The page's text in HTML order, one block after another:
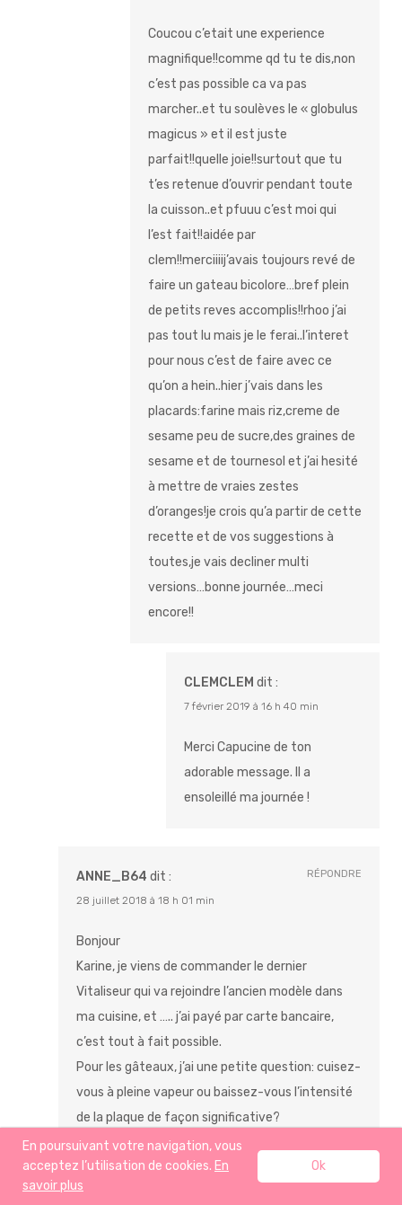
Coucou c’etait une experience
magnifique!!comme qd tu te dis,non
c’est pas possible ca va pas
marcher..et tu soulèves le « globulus
magicus » et il est juste
parfait!!quelle joie!!surtout que tu
t’es retenue d’ouvrir pendant toute
la cuisson..et pfuuu c’est moi qui
l’est fait!!aidée par
clem!!merciiiij’avais toujours revé de
faire un gateau bicolore…bref plein
de petits reves accomplis!!rhoo j’ai
pas tout lu mais je le ferai..l’interet
pour nous c’est de faire avec ce
qu’on a hein..hier j’vais dans les
placards:farine mais riz,creme de
sesame peu de sucre,des graines de
sesame et de tournesol et j’ai hesité
à mettre de vraies zestes
d’oranges!je crois qu’a partir de cette
recette et de vos suggestions à
toutes,je vais decliner multi
versions…bonne journée…meci
encore!!
CLEMCLEM dit :
7 février 2019 à 16 h 40 min
Merci Capucine de ton
adorable message. Il a
ensoleillé ma journée !
ANNE_B64 dit :
28 juillet 2018 à 18 h 01 min
Bonjour
Karine, je viens de commander le dernier
Vitaliseur qui va rejoindre l’ancien modèle dans
ma cuisine, et ….. j’ai payé par carte bancaire,
c’est tout à fait possible.
Pour les gâteaux, j’ai une petite question: cuisez-
vous à pleine vapeur ou baissez-vous l’intensité
de la plaque de façon significative?
Jusqu’à maintenant, je laisser assez fort (10 ou
11 sur 12 possibles) mais peut-être est-ce mieux
de vraiment baisser le feu?
RÉPONDRE
En poursuivant votre navigation, vous
acceptez l’utilisation de cookies. En
savoir plus
Ok